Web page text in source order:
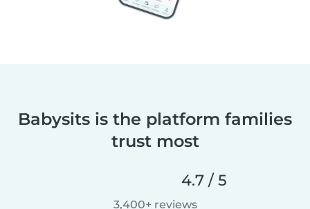
Babysits is the platform families
trust most
4.7 / 5
3,400+ reviews